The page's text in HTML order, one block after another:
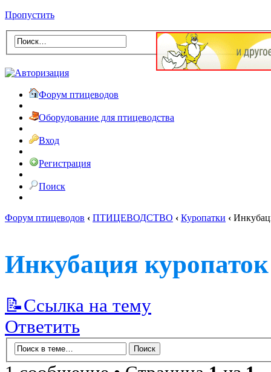
Пропустить
Форум птицеводов
Оборудование для птицеводства
Вход
Регистрация
Поиск
Форум птицеводов ‹ ПТИЦЕВОДСТВО ‹ Куропатки ‹
Инкубация куропаток
📝Ссылка на тему
Ответить